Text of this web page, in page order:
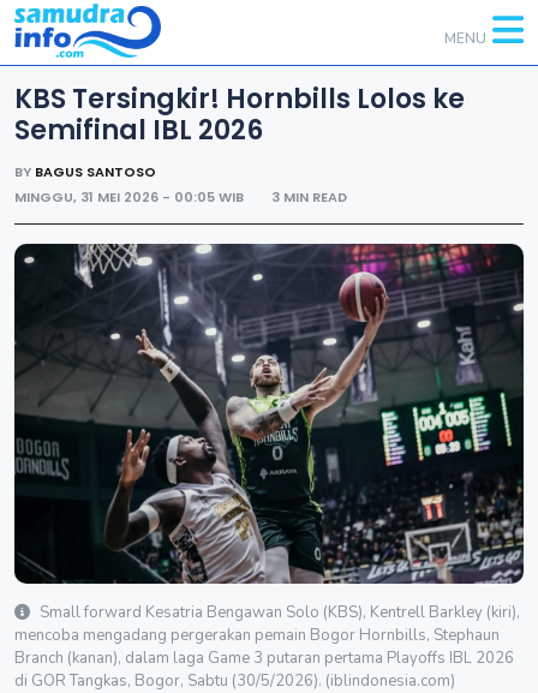
MENU
KBS Tersingkir! Hornbills Lolos ke
Semifinal IBL 2026
BY BAGUS SANTOSO
MINGGU, 31 MEI 2026 - 00:05 WIB
3 MIN READ
Small forward Kesatria Bengawan Solo (KBS), Kentrell Barkley (kiri),
mencoba mengadang pergerakan pemain Bogor Hornbills, Stephaun
Branch (kanan), dalam laga Game 3 putaran pertama Playoffs IBL 2026
di GOR Tangkas, Bogor, Sabtu (30/5/2026). (iblindonesia.com)